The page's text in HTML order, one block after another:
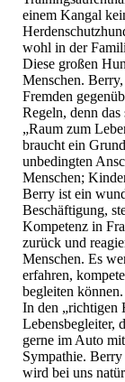
einem Kangal
wohl in der
Diese großen
Menschen.
Fremden
Regeln, denn
„Raum zum
braucht ein
unbedingten
Menschen;
Berry ist ein
Beschäftigung,
Kompetenz in
zurück und
Menschen. Es
erfahren,
begleiten können.
In den „richtigen
Lebensbegleiter,
gerne im Auto
Sympathie.
wird bei uns